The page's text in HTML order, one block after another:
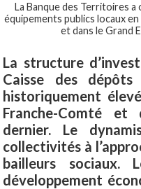
La Banque des Territoires
équipements publics locaux
et dans le Grand
La structure
Caisse des
historiquement
Franche-Comté
dernier. Le
collectivités à
bailleurs sociaux.
développement